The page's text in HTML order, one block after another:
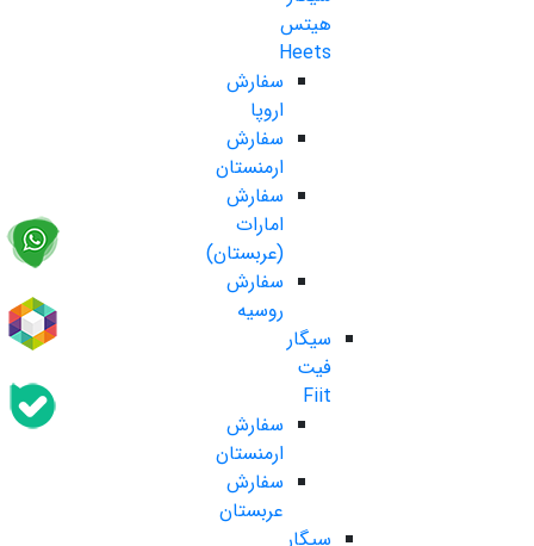
هیتس
Heets
سفارش
اروپا
سفارش
ارمنستان
سفارش
امارات
(عربستان)
سفارش
روسیه
سیگار
فیت
Fiit
سفارش
ارمنستان
سفارش
عربستان
سیگار